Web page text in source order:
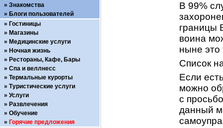
В 99%
границы
воина
ныне это
Список
Если
можно
с
данный
Знакомства
Блоги пользователей
Гостиницы
Магазины
Медицинские услуги
Ночная жизнь
Рестораны, Кафе, Бары
Спа и веллнесс
Термальные курорты
Туристические услуги
Услуги
Развлечения
Обучение
Горячие предложения